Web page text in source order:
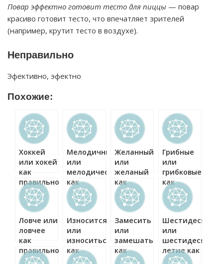
Повар эффектно готовит тесто для пиццы — повар
красиво готовит тесто, что впечатляет зрителей
(например, крутит тесто в воздухе).
Неправильно
Эфективно, эфектно
Похожие:
Хоккей
или хокей
как
правильно?
Мелодичный
или
мелодический
как
правильно?
Желанный
или
желаный
как
правильно?
Грибные
или
грибковые
как
правильно?
Ловче или
ловчее
как
правильно?
Износится
или
износиться
как
правильно?
Замесить
или
замешать
как
правильно?
или
летие как
правильно?